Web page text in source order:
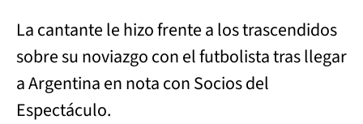
La cantante le hizo frente a los trascendidos
sobre su noviazgo con el futbolista tras llegar
a Argentina en nota con Socios del
Espectáculo.